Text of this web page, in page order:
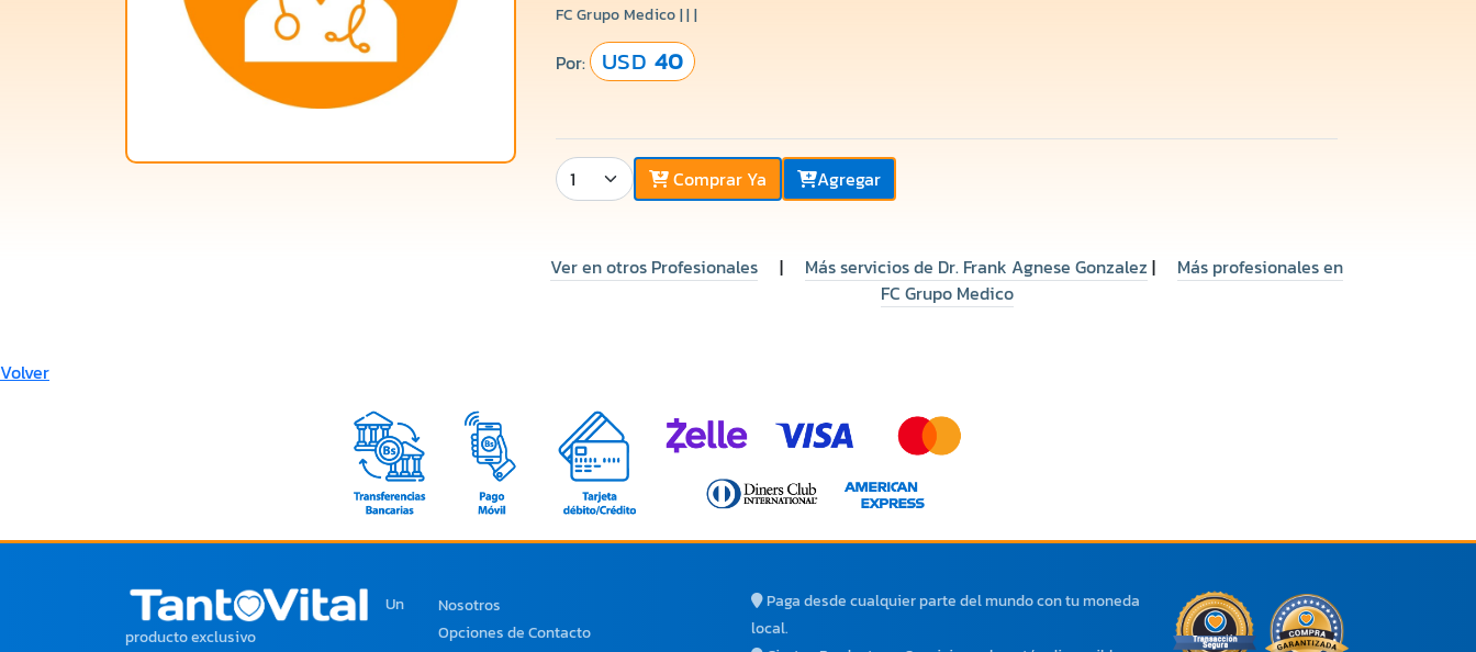
FC Grupo Medico | | |
Por: USD40
Comprar Ya Agregar
Ver en otros Profesionales | Más servicios de Dr. Frank Agnese Gonzalez |
Más profesionales en
FC Grupo Medico
Volver
Un
producto exclusivo
Nosotros
Opciones de Contacto
Paga desde cualquier parte del mundo con tu moneda
local.